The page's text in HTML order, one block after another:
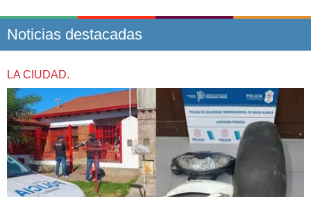
Noticias destacadas
LA CIUDAD.